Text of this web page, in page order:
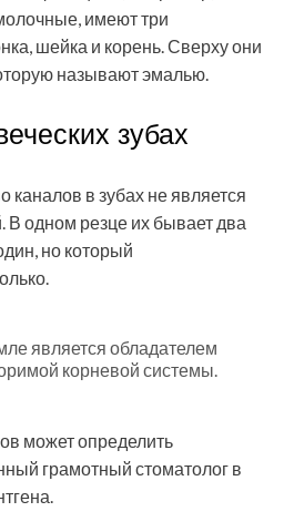
имеют три
шейка и корень. Сверху они
называют эмалью.
зубах
каналов в зубах не является
В одном резце их бывает два
но который
является обладателем
корневой системы.
может определить
грамотный стоматолог в